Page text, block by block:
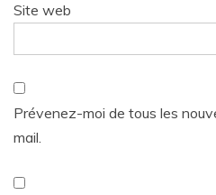
Site web
Prévenez-moi de tous les
mail.